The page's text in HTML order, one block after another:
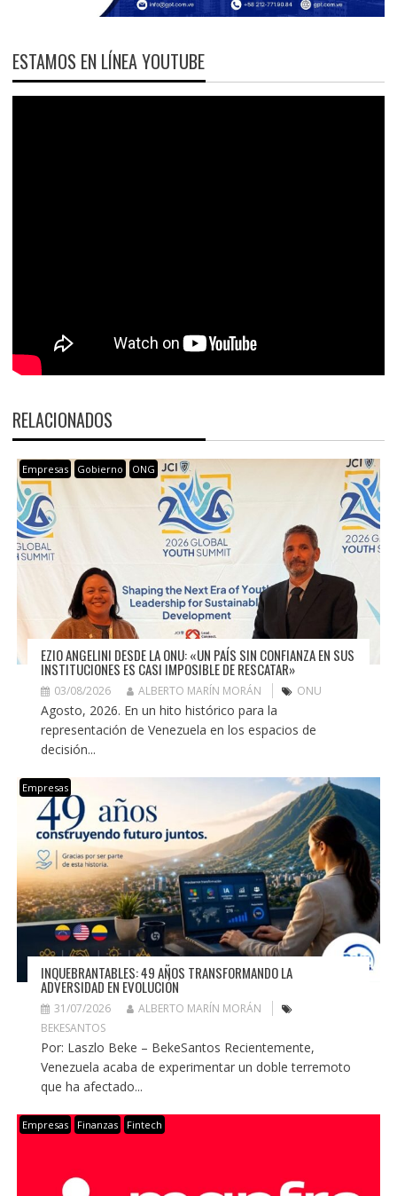
ESTAMOS EN LÍNEA YOUTUBE
RELACIONADOS
Empresas Gobierno ONG
EZIO ANGELINI DESDE LA ONU: «UN PAÍS SIN CONFIANZA EN SUS
INSTITUCIONES ES CASI IMPOSIBLE DE RESCATAR»
03/08/2026 ALBERTO MARÍN MORÁN ONU
Agosto, 2026. En un hito histórico para la
representación de Venezuela en los espacios de
decisión...
Empresas
INQUEBRANTABLES: 49 AÑOS TRANSFORMANDO LA
ADVERSIDAD EN EVOLUCIÓN
31/07/2026
ALBERTO MARÍN MORÁN
BEKESANTOS
Por: Laszlo Beke – BekeSantos Recientemente,
Venezuela acaba de experimentar un doble terremoto
que ha afectado...
Empresas Finanzas Fintech